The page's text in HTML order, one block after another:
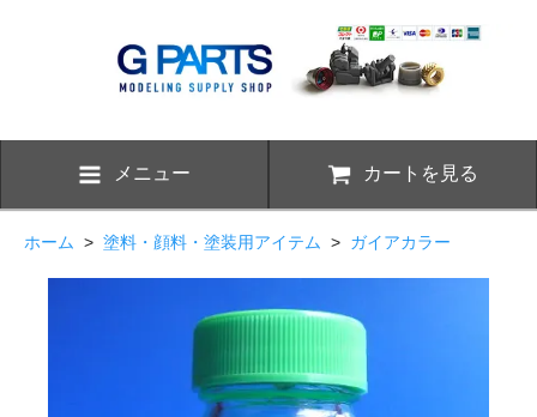
メニュー カートを見る
ホーム > 塗料・顔料・塗装用アイテム > ガイアカラー